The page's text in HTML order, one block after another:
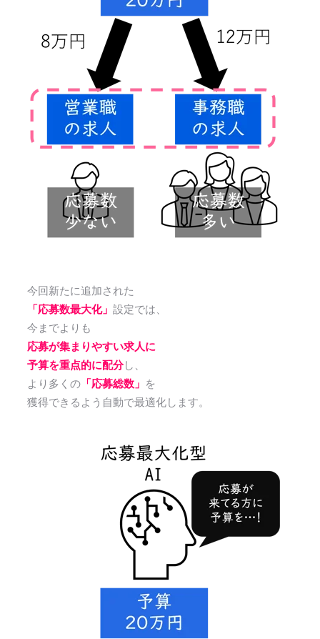
今回新たに追加された
「応募数最大化」 設定では、
今までよりも
応募が集まりやすい求人に
予算を重点的に配分し、
より多くの「応募総数」 を
獲得できるよう自動で最適化します。